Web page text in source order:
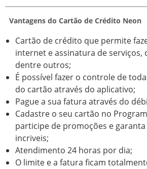
Vantagens do Cartão de Crédito Neon
Cartão de crédito que permite
internet e assinatura de serviços,
dentre outros;
É possível fazer o controle de
do cartão através do aplicativo;
Pague a sua fatura através do
Cadastre o seu cartão no
participe de promoções e
incriveis;
Atendimento 24 horas por dia;
O limite e a fatura ficam